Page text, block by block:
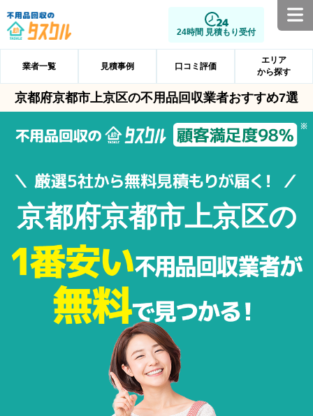
24時間 見積もり受付
業者一覧 見積事例 口コミ評価
エリア
から探す
京都府京都市上京区の不用品回収業者おすすめ7選
京都府京都市上京区の